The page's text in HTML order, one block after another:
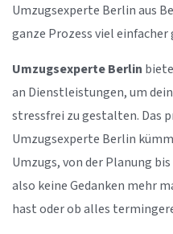
Umzugsexperte Berlin aus
ganze Prozess viel einfacher
Umzugsexperte Berlin
an Dienstleistungen, um
stressfrei zu gestalten. Das
Umzugsexperte Berlin
Umzugs, von der Planung
also keine Gedanken mehr
hast oder ob alles